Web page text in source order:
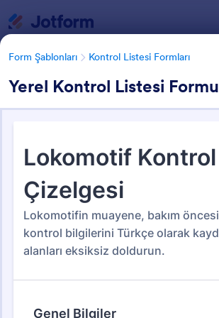
Form Şablonları Kontrol Listesi Formları
Yerel Kontrol Listesi Formu
Form Şablonları Kontrol Listesi Formları
Kontrol Listesi Formları
273 Şablon
Form Şablonu Kategorileri